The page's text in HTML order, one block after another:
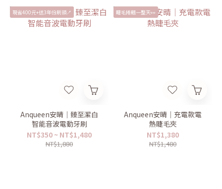
現省400元+送3年份刷頭🪥
Anqueen安晴｜臻至潔白
智能音波電動牙刷
NT$350 ~ NT$1,480
NT$1,880
睫毛捲翹一整天👀
Anqueen安晴｜充電款電
熱睫毛夾
NT$1,380
NT$1,480